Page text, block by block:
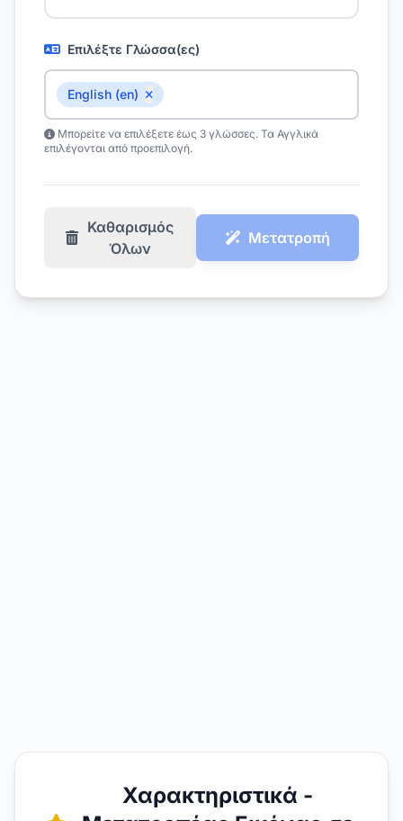
Επιλέξτε Γλώσσα(ες)
English (en)
Μπορείτε να επιλέξετε έως 3 γλώσσες. Τα Αγγλικά
επιλέγονται από προεπιλογή.
Καθαρισμός
Όλων
Μετατροπή
Χαρακτηριστικά -